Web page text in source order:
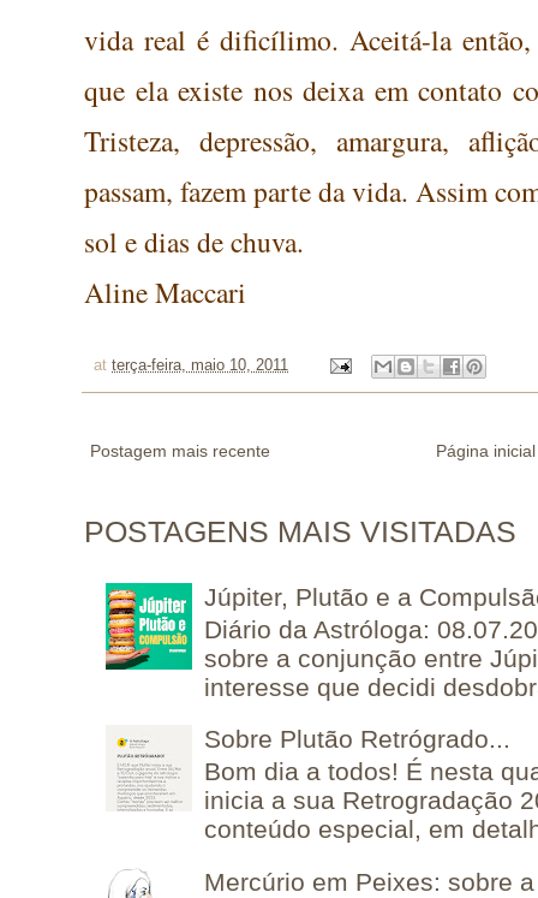
vida real é dificílimo. Aceitá-la
que ela existe nos deixa em contato
Tristeza, depressão, amargura,
passam, fazem parte da vida. Assim
sol e dias de chuva.
Aline Maccari
at terça-feira, maio 10, 2011
Postagem mais recente Página inicial
POSTAGENS MAIS VISITADAS
Júpiter, Plutão e a
Diário da Astróloga:
sobre a conjunção entre
interesse que decidi
Sobre Plutão Retrógrado...
Bom dia a todos! É nesta
inicia a sua Retrogradação
conteúdo especial, em
Mercúrio em Peixes: sobre